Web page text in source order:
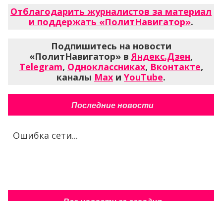
Отблагодарить журналистов за материал
и поддержать «ПолитНавигатор».
Подпишитесь на новости
«ПолитНавигатор» вЯндекс.Дзен,
Telegram, Одноклассниках, Вконтакте,
каналы Max и YouTube.
Последние новости
Ошибка сети...